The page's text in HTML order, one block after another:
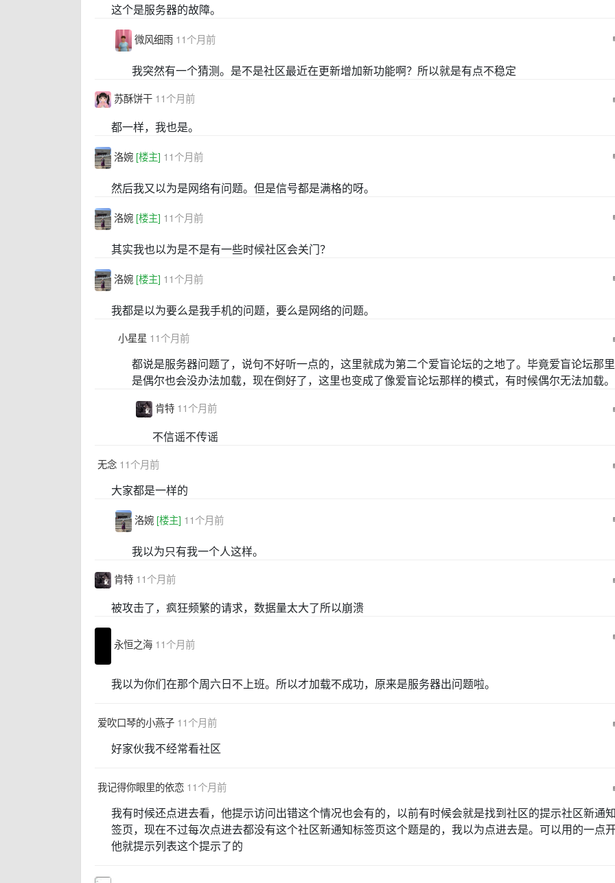
这个是服务器的故障。
微风细雨 11个月前
我突然有一个猜测。是不是社区最近在更新增加新功能啊？所以就是有点不稳定
苏酥饼干 11个月前
都一样，我也是。
洛婉 [楼主] 11个月前
然后我又以为是网络有问题。但是信号都是满格的呀。
洛婉 [楼主] 11个月前
其实我也以为是不是有一些时候社区会关门？
洛婉 [楼主] 11个月前
我都是以为要么是我手机的问题，要么是网络的问题。
小星星 11个月前
都说是服务器问题了，说句不好听一点的，这里就成为第二个爱盲论坛的之地了。毕竟爱盲论坛那
是偶尔也会没办法加载，现在倒好了，这里也变成了像爱盲论坛那样的模式，有时候偶尔无法加载。
肯特 11个月前
不信谣不传谣
无念 11个月前
大家都是一样的
洛婉 [楼主] 11个月前
我以为只有我一个人这样。
肯特 11个月前
被攻击了，疯狂频繁的请求，数据量太大了所以崩溃
永恒之海 11个月前
我以为你们在那个周六日不上班。所以才加载不成功，原来是服务器出问题啦。
爱吹口琴的小燕子 11个月前
好家伙我不经常看社区
我记得你眼里的依恋 11个月前
我有时候还点进去看，他提示访问出错这个情况也会有的，以前有时候会就是找到社区的提示社区新通
签页，现在不过每次点进去都没有这个社区新通知标签页这个题是的，我以为点进去是。可以用的一点
他就提示列表这个提示了的